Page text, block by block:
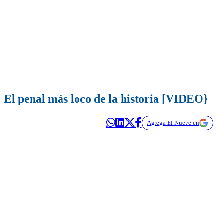
El penal más loco de la historia [VIDEO}
Agrega El Nueve en